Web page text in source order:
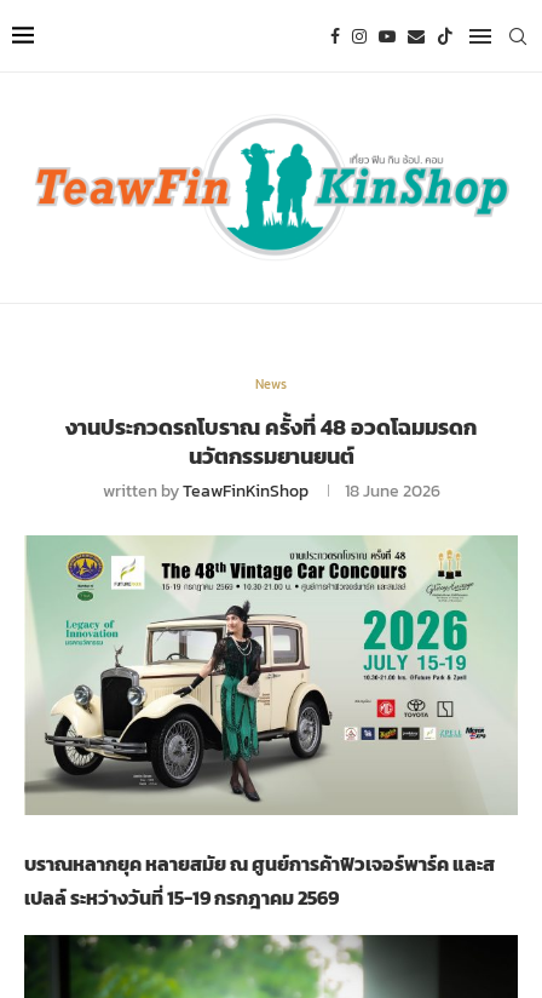
News
งานประกวดรถโบราณ ครั้งที่ 48 อวดโฉมมรดก
นวัตกรรมยานยนต์
written byTeawFinKinShop 18 June 2026
บราณหลากยุค หลายสมัย ณ ศูนย์การค้าฟิวเจอร์พาร์ค และส
เปลล์ ระหว่างวันที่ 15-19 กรกฎาคม 2569